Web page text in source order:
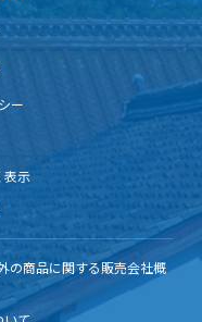
ー
表示
の商品に関する販売会社概